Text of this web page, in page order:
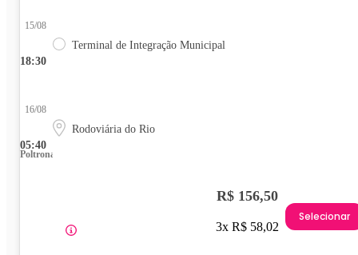
18:30
15/08
Terminal de Integração Municipal
05:40
16/08
Rodoviária do Rio
Poltrona
R$ 156,50
3x R$ 58,02
Selecionar